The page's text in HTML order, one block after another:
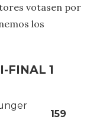
votasen por
los
FINAL 1
159